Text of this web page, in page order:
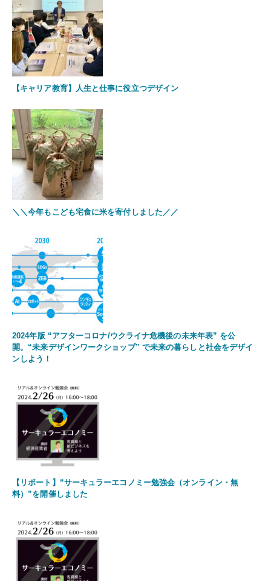
【キャリア教育】人生と仕事に役立つデザイン
＼＼今年もこども宅食に米を寄付しました／／
2024年版 “アフターコロナ/ウクライナ危機後の未来年表” を公
開。“未来デザインワークショップ” で未来の暮らしと社会をデザイ
ンしよう！
【リポート】“サーキュラーエコノミー勉強会（オンライン・無
料）”を開催しました